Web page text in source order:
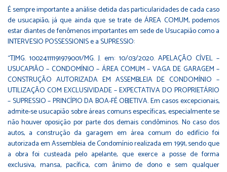
É sempre importante a análise detida das particularidades de cada caso
de usucapião, já que ainda que se trate de ÁREA COMUM, podemos
estar diantes de fenômenos importantes em sede de Usucapião como a
INTERVESIO POSSESSIONIS e a SUPRESSIO:⁣
“TJMG. 10024111191979001/MG. J. em: 10/03/2020. APELAÇÃO CÍVEL –
USUCAPIÃO – CONDOMÍNIO – ÁREA COMUM – VAGA DE GARAGEM –
CONSTRUÇÃO AUTORIZADA EM ASSEMBLEIA DE CONDOMÍNIO –
UTILIZAÇÃO COM EXCLUSIVIDADE – EXPECTATIVA DO PROPRIETÁRIO
– SUPRESSIO – PRINCÍPIO DA BOA-FÉ OBJETIVA. Em casos excepcionais,
admite-se usucapião sobre áreas comuns específicas, especialmente se
não houver oposição por parte dos demais condôminos. No caso dos
autos, a construção da garagem em área comum do edifício foi
autorizada em Assembleia de Condomínio realizada em 1991, sendo que
a obra foi custeada pelo apelante, que exerce a posse de forma
exclusiva, mansa, pacífica, com ânimo de dono e sem qualquer